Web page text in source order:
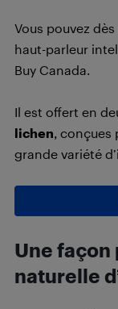
Vous pouvez
haut-parleur
Buy Canada.
Il est offert en
lichen ,
grande variété
Une
naturelle